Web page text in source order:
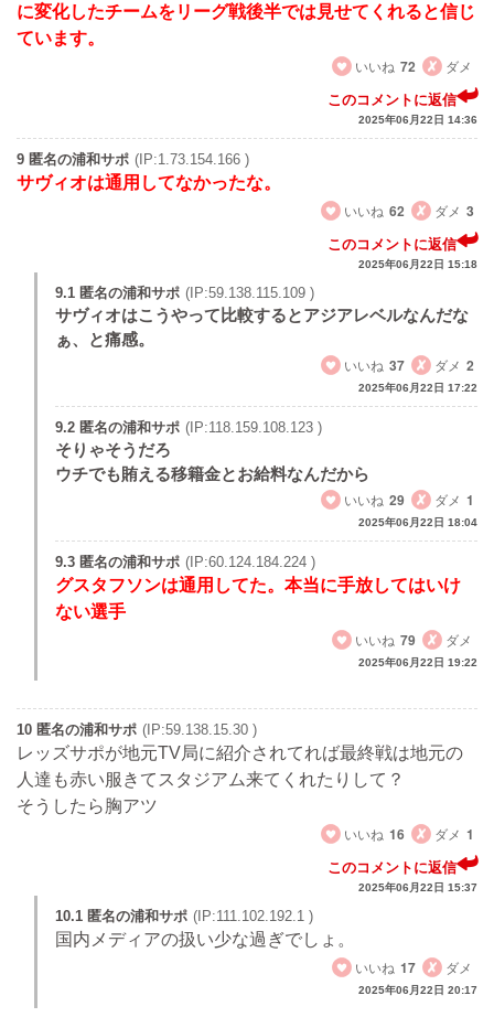
に変化したチームをリーグ戦後半では見せてくれると信じ
ています。
いいね 72 ダメ
このコメントに返信
2025年06月22日 14:36
9 匿名の浦和サポ (IP:1.73.154.166 )
サヴィオは通用してなかったな。
いいね 62 ダメ 3
このコメントに返信
2025年06月22日 15:18
9.1 匿名の浦和サポ (IP:59.138.115.109 )
サヴィオはこうやって比較するとアジアレベルなんだな
ぁ、と痛感。
いいね 37 ダメ 2
2025年06月22日 17:22
9.2 匿名の浦和サポ (IP:118.159.108.123 )
そりゃそうだろ
ウチでも賄える移籍金とお給料なんだから
いいね 29 ダメ 1
2025年06月22日 18:04
9.3 匿名の浦和サポ (IP:60.124.184.224 )
グスタフソンは通用してた。本当に手放してはいけ
ない選手
いいね 79 ダメ
2025年06月22日 19:22
10 匿名の浦和サポ (IP:59.138.15.30 )
レッズサポが地元TV局に紹介されてれば最終戦は地元の
人達も赤い服きてスタジアム来てくれたりして？
そうしたら胸アツ
いいね 16 ダメ 1
このコメントに返信
2025年06月22日 15:37
10.1 匿名の浦和サポ (IP:111.102.192.1 )
国内メディアの扱い少な過ぎでしょ。
いいね 17 ダメ
2025年06月22日 20:17